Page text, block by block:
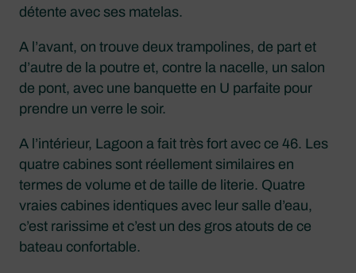
détente avec ses matelas.
A l’avant, on trouve deux trampolines, de part et
d’autre de la poutre et, contre la nacelle, un salon
de pont, avec une banquette en U parfaite pour
prendre un verre le soir.
A l’intérieur, Lagoon a fait très fort avec ce 46. Les
quatre cabines sont réellement similaires en
termes de volume et de taille de literie. Quatre
vraies cabines identiques avec leur salle d’eau,
c’est rarissime et c’est un des gros atouts de ce
bateau confortable.